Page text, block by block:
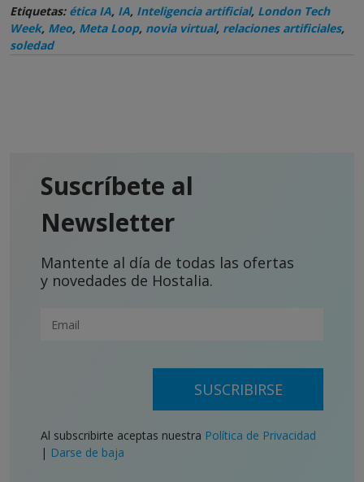
Etiquetas: ética IA, IA, Inteligencia artificial, London Tech
Week, Meo, Meta Loop, novia virtual, relaciones artificiales,
soledad
Suscríbete al
Newsletter
Mantente al día de todas las ofertas
y novedades de Hostalia.
SUSCRIBIRSE
Al subscribirte aceptas nuestra Política de Privacidad
| Darse de baja